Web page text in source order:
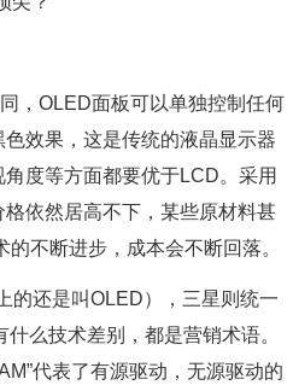
，OLED面板可以单独控制任何
效果，这是传统的液晶显示器
度等方面都要优于LCD。采用
依然居高不下，某些原材料甚
不断进步，成本会不断回落。
的还是叫OLED），三星则统一
么技术差别，都是营销术语。
代表了有源驱动，无源驱动的